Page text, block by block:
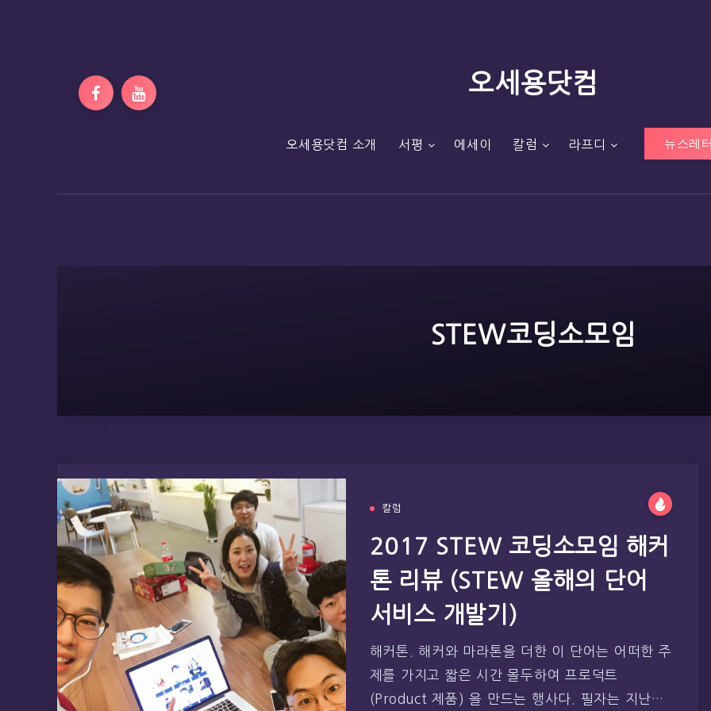
오세용닷컴
오세용닷컴 소개 서평 에세이 칼럼 라프디 뉴스레
STEW코딩소모임
칼럼
2017 STEW 코딩소모임 해커
톤 리뷰 (STEW 올해의 단어
서비스 개발기)
해커톤. 해커와 마라톤을 더한 이 단어는 어떠한 주
제를 가지고 짧은 시간 몰두하여 프로덕트
(Product 제품) 을 만드는 행사다. 필자는 지난…